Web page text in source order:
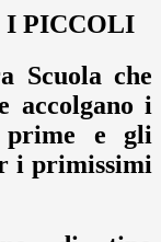
I PICCOLI
Scuola che
accolgano i
prime e gli
i primissimi